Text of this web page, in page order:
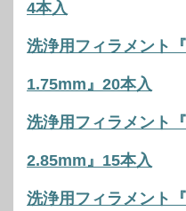
4本入
洗浄用フィラメント
1.75mm』20本入
洗浄用フィラメント
2.85mm』15本入
洗浄用フィラメント